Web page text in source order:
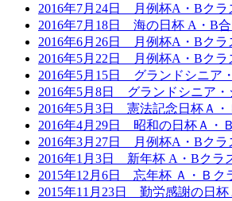
2016年7月24日 月例杯A・Bクラ
2016年7月18日 海の日杯 A・B合
2016年6月26日 月例杯A・Bクラ
2016年5月22日 月例杯A・Bクラ
2016年5月15日 グランドシニア
2016年5月8日 グランドシニア・
2016年5月3日 憲法記念日杯Ａ・
2016年4月29日 昭和の日杯Ａ・
2016年3月27日 月例杯A・Bクラ
2016年1月3日 新年杯 A・Bクラ
2015年12月6日 忘年杯 Ａ・Ｂク
2015年11月23日 勤労感謝の日杯